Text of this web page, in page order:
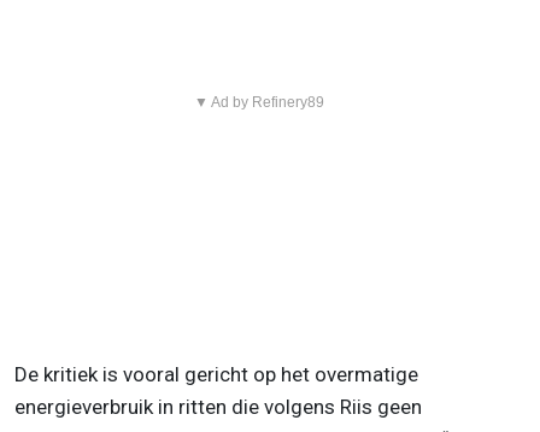
▼ Ad by Refinery89
De kritiek is vooral gericht op het overmatige
energieverbruik in ritten die volgens Riis geen